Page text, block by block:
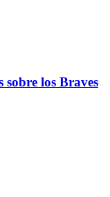
sobre los Braves